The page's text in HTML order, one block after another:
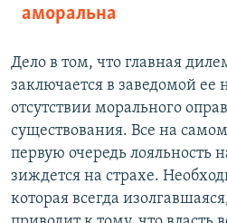
аморальна
Дело в том, что главная
заключается в заведомой ее
отсутствии морального
существования. Все на
первую очередь лояльность
зиждется на страхе.
которая всегда